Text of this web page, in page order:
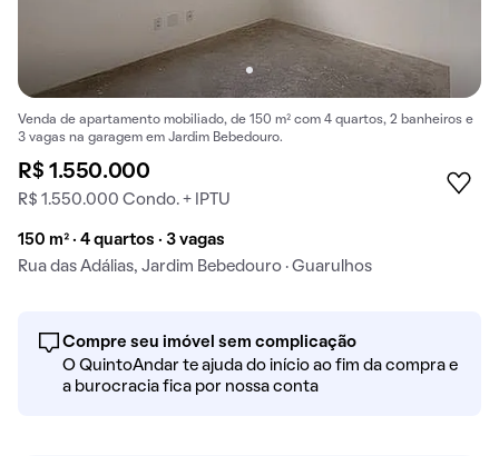
Venda de apartamento mobiliado, de 150 m² com 4 quartos, 2 banheiros e
3 vagas na garagem em Jardim Bebedouro.
R$ 1.550.000
R$ 1.550.000 Condo. + IPTU
150 m² · 4 quartos · 3 vagas
Rua das Adálias, Jardim Bebedouro · Guarulhos
Compre seu imóvel sem complicação
O QuintoAndar te ajuda do início ao fim da compra e
a burocracia fica por nossa conta